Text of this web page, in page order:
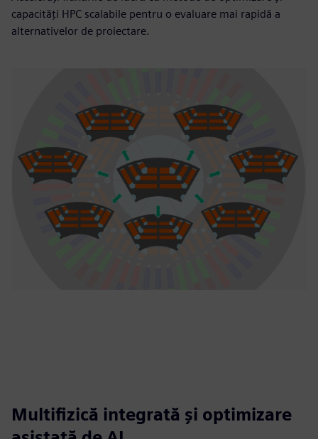
capacități HPC scalabile pentru o evaluare mai rapidă a
alternativelor de proiectare.
Multifizică integrată și optimizare